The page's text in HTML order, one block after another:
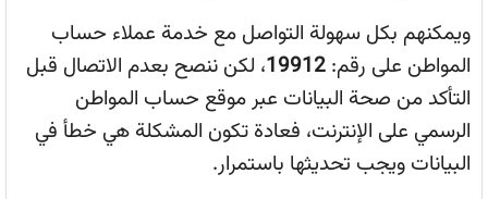
ويمكنهم بكل سهولة التواصل مع خدمة عملاء حساب
المواطن على رقم: 19912، لكن ننصح بعدم الاتصال قبل
التأكد من صحة البيانات عبر موقع حساب المواطن
الرسمي على الإنترنت، فعادة تكون المشكلة هي خطأ في
البيانات ويجب تحديثها باستمرار.